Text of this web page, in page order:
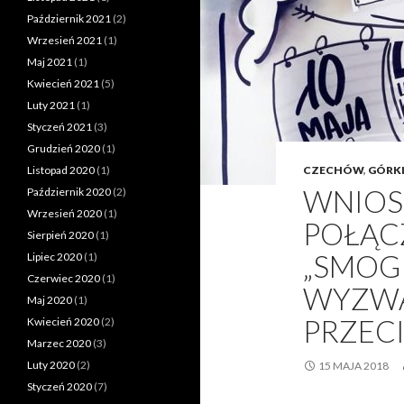
CZECHÓW,
15 MAJA 2018
Październik 2021 (2)
Wrzesień 2021 (1)
Maj 2021 (1)
Kwiecień 2021 (5)
Luty 2021 (1)
Styczeń 2021 (3)
Grudzień 2020 (1)
Listopad 2020 (1)
Październik 2020 (2)
Wrzesień 2020 (1)
Sierpień 2020 (1)
Lipiec 2020 (1)
Czerwiec 2020 (1)
Maj 2020 (1)
Kwiecień 2020 (2)
Marzec 2020 (3)
Luty 2020 (2)
Styczeń 2020 (7)